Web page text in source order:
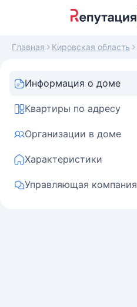
Главная Кировская область
Информация о доме
Квартиры по адресу
Организации в доме
Характеристики
Управляющая компания